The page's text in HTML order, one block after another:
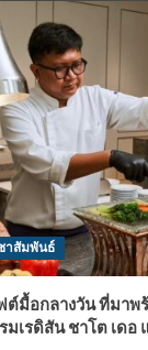
าสัมพันธ์
มื้อกลางวัน ที่มาพ
มเรดิสัน ชาโต เดอ